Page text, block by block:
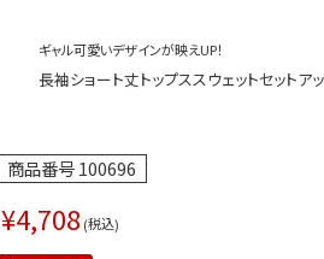
ギャル可愛いデザインが映えUP！
長袖ショート丈トップススウェットセット
商品番号100696
¥4,708 税込